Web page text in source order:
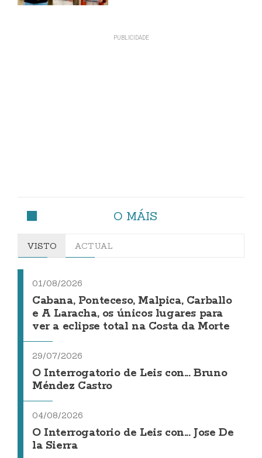
O MÁIS
VISTO ACTUAL
01/08/2026
Cabana, Ponteceso, Malpica, Carballo
e A Laracha, os únicos lugares para
ver a eclipse total na Costa da Morte
29/07/2026
O Interrogatorio de Leis con... Bruno
Méndez Castro
04/08/2026
O Interrogatorio de Leis con... Jose De
la Sierra